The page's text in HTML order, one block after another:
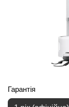
Гарантія